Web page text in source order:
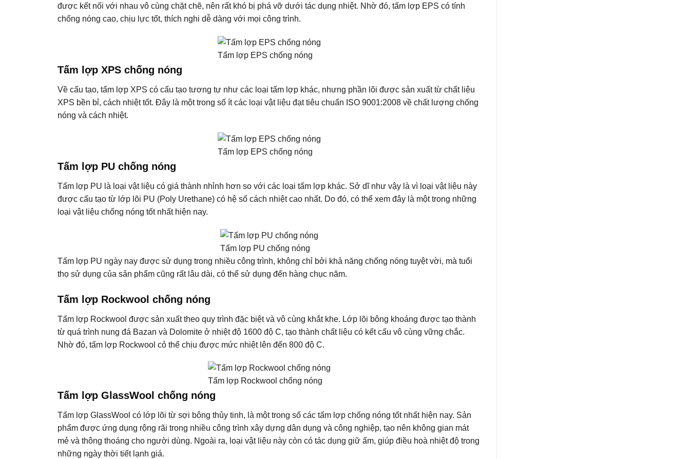
được kết nối với nhau vô cùng chặt chẽ, nên rất khó bị phá vỡ dưới tác dụng nhiệt. Nhờ đó, tấm lợp EPS có tính
chống nóng cao, chịu lực tốt, thích nghi dễ dàng với mọi công trình.
Tấm lợp EPS chống nóng
Tấm lợp XPS chống nóng
Về cấu tạo, tấm lợp XPS có cấu tạo tương tự như các loại tấm lợp khác, nhưng phần lõi được sản xuất từ chất liệu
XPS bền bỉ, cách nhiệt tốt. Đây là một trong số ít các loại vật liệu đạt tiêu chuẩn ISO 9001:2008 về chất lượng chống
nóng và cách nhiệt.
Tấm lợp EPS chống nóng
Tấm lợp PU chống nóng
Tấm lợp PU là loại vật liệu có giá thành nhỉnh hơn so với các loại tấm lợp khác. Sở dĩ như vậy là vì loại vật liệu này
được cấu tạo từ lớp lõi PU (Poly Urethane) có hệ số cách nhiệt cao nhất. Do đó, có thể xem đây là một trong những
loại vật liệu chống nóng tốt nhất hiện nay.
Tấm lợp PU chống nóng
Tấm lợp PU ngày nay được sử dụng trong nhiều công trình, không chỉ bởi khả năng chống nóng tuyệt vời, mà tuổi
thọ sử dụng của sản phẩm cũng rất lâu dài, có thể sử dụng đến hàng chục năm.
Tấm lợp Rockwool chống nóng
Tấm lợp Rockwool được sản xuất theo quy trình đặc biệt và vô cùng khắt khe. Lớp lõi bông khoáng được tạo thành
từ quá trình nung đá Bazan và Dolomite ở nhiệt độ 1600 độ C, tạo thành chất liệu có kết cấu vô cùng vững chắc.
Nhờ đó, tấm lợp Rockwool cỏ thể chịu được mức nhiệt lên đến 800 độ C.
Tấm lợp Rockwool chống nóng
Tấm lợp GlassWool chống nóng
Tấm lợp GlassWool có lớp lõi từ sợi bông thủy tinh, là một trong số các tấm lợp chống nóng tốt nhất hiện nay. Sản
phẩm được ứng dụng rộng rãi trong nhiều công trình xây dựng dân dụng và công nghiệp, tạo nên không gian mát
mẻ và thông thoáng cho người dùng. Ngoài ra, loại vật liệu này còn có tác dụng giữ ấm, giúp điều hoà nhiệt độ trong
những ngày thời tiết lạnh giá.